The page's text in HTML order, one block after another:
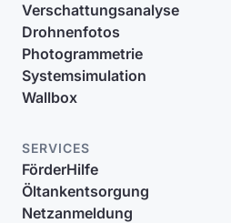
Verschattungsanalyse
Drohnenfotos
Photogrammetrie
Systemsimulation
Wallbox
SERVICES
FörderHilfe
Öltankentsorgung
Netzanmeldung